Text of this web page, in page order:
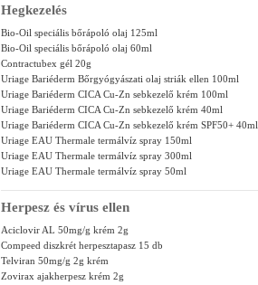
Hegkezelés
Bio-Oil speciális bőrápoló olaj 125ml
Bio-Oil speciális bőrápoló olaj 60ml
Contractubex gél 20g
Uriage Bariéderm Bőrgyógyászati olaj striák ellen 100ml
Uriage Bariéderm CICA Cu-Zn sebkezelő krém 100ml
Uriage Bariéderm CICA Cu-Zn sebkezelő krém 40ml
Uriage Bariéderm CICA Cu-Zn sebkezelő krém SPF50+ 40ml
Uriage EAU Thermale termálvíz spray 150ml
Uriage EAU Thermale termálvíz spray 300ml
Uriage EAU Thermale termálvíz spray 50ml
Herpesz és vírus ellen
Aciclovir AL 50mg/g krém 2g
Compeed diszkrét herpesztapasz 15 db
Telviran 50mg/g 2g krém
Zovirax ajakherpesz krém 2g